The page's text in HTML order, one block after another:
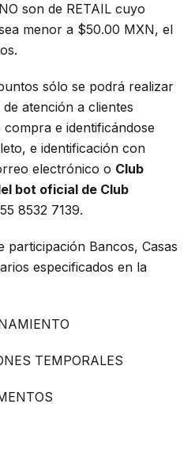
son de RETAIL cuyo
menor a $50.00 MXN, el
sólo se podrá realizar
atención a clientes
e identificándose
e identificación con
electrónico o Club
bot oficial de Club
55 8532 7139.
participación Bancos, Casas
especificados en la
TEMPORALES